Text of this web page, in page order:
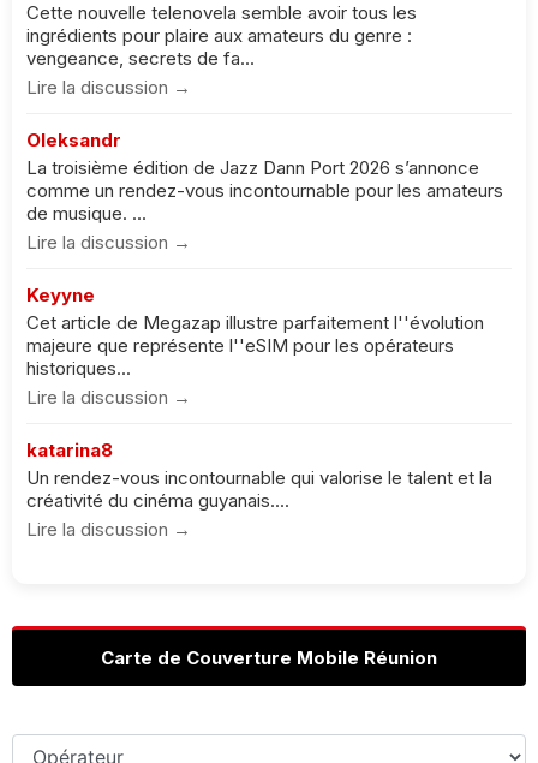
Cette nouvelle telenovela semble avoir tous les
ingrédients pour plaire aux amateurs du genre :
vengeance, secrets de fa...
Lire la discussion →
Oleksandr
La troisième édition de Jazz Dann Port 2026 s’annonce
comme un rendez-vous incontournable pour les amateurs
de musique. ...
Lire la discussion →
Keyyne
Cet article de Megazap illustre parfaitement l''évolution
majeure que représente l''eSIM pour les opérateurs
historiques...
Lire la discussion →
katarina8
Un rendez-vous incontournable qui valorise le talent et la
créativité du cinéma guyanais....
Lire la discussion →
Carte de Couverture Mobile Réunion